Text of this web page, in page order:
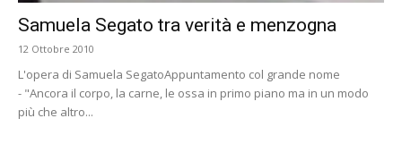
Samuela Segato tra verità e menzogna
12 Ottobre 2010
L'opera di Samuela SegatoAppuntamento col grande nome
- "Ancora il corpo, la carne, le ossa in primo piano ma in un modo
più che altro...